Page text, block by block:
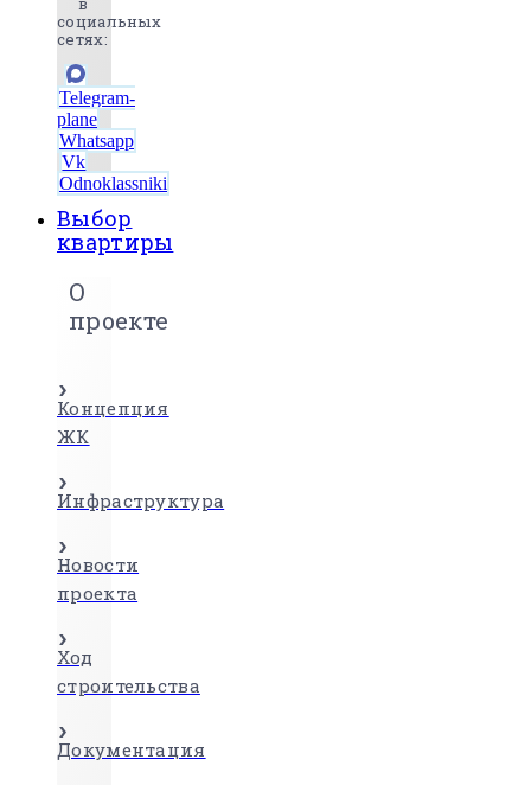
социальных
сетях:
Telegram-
plane
Whatsapp
Vk
Odnoklassniki
Выбор
квартиры
О
проекте
Концепция
ЖК
Инфраструктура
Новости
проекта
Ход
строительства
Документация